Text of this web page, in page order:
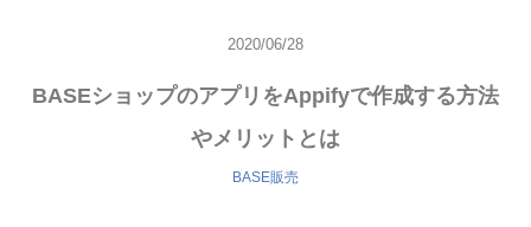
2020/06/28
BASEショップのアプリをAppifyで作成する方法
やメリットとは
BASE販売